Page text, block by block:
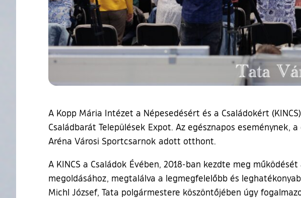
A Kopp Mária Intézet a Népesedésért és a Családokért
Családbarát Települések Expot. Az egésznapos
Aréna Városi Sportcsarnok adott otthont.
A KINCS a Családok Évében, 2018-ban kezdte meg
megoldásához, megtalálva a legmegfelelőbb és
Michl József, Tata polgármestere köszöntőjében úgy